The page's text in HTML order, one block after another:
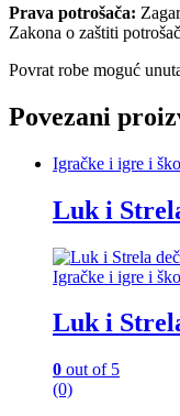
Prava potrošača:
Zakona o zaštiti
Povrat robe moguć
Povezani
Igračke i igre i
Luk i
Igračke i igre i
Luk i
0 out of 5
(0)